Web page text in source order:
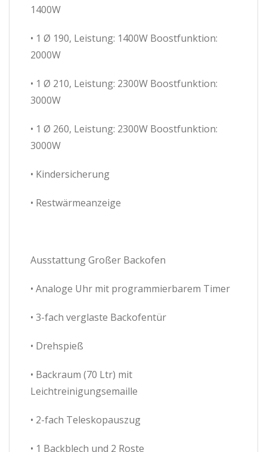
1400W
• 1 Ø 190, Leistung: 1400W Boostfunktion:
2000W
• 1 Ø 210, Leistung: 2300W Boostfunktion:
3000W
• 1 Ø 260, Leistung: 2300W Boostfunktion:
3000W
• Kindersicherung
• Restwärmeanzeige
Ausstattung Großer Backofen
• Analoge Uhr mit programmierbarem Timer
• 3-fach verglaste Backofentür
• Drehspieß
• Backraum (70 Ltr) mit
Leichtreinigungsemaille
• 2-fach Teleskopauszug
• 1 Backblech und 2 Roste